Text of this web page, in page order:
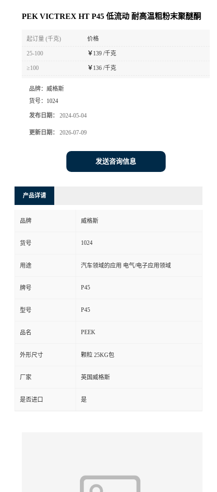
式
在
线
PEK VICTREX HT P45 低流动 耐高温粗粉末聚醚酮
起订量 (千克) 价格
25-100 ￥139 /千克
≥100 ￥136 /千克
品牌： 威格斯
货号： 1024
发布日期： 2024-05-04
更新日期： 2026-07-09
发送咨询信息
产品详请
品牌 威格斯
货号 1024
用途 汽车领域的应用 电气/电子应用领域
牌号 P45
型号 P45
品名 PEEK
外形尺寸 颗粒 25KG包
厂家 英国威格斯
是否进口 是